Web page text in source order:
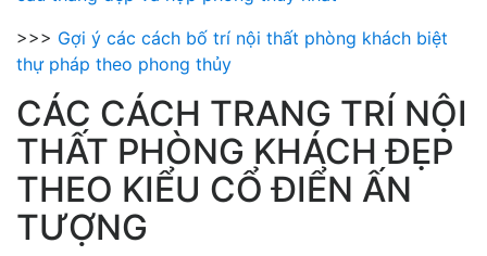
>>> Gợi ý các cách bố trí nội thất phòng khách biệt
thự pháp theo phong thủy
CÁC CÁCH TRANG TRÍ NỘI
THẤT PHÒNG KHÁCH ĐẸP
THEO KIỂU CỔ ĐIỂN ẤN
TƯỢNG